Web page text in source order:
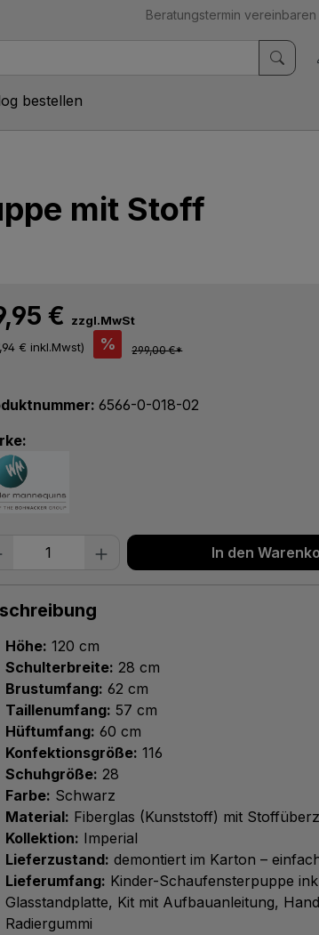
Beratungstermin vereinbaren
bestellen
mit Stoff
€
zzgl.MwSt
€ inkl.Mwst) % 299,00 €*
6566-0-018-02
Anzahl: Gib denIn den
Höhe: 120 cm
Schulterbreite: 28 cm
Brustumfang: 62 cm
Taillenumfang: 57 cm
Hüftumfang: 60 cm
Konfektionsgröße: 116
Schuhgröße: 28
Farbe: Schwarz
Material: Fiberglas (Kunststoff) mit
Kollektion: Imperial
Lieferzustand: demontiert im Karton –
Lieferumfang: Kinder-Schaufensterpuppe
Glasstandplatte, Kit mit Aufbauanleitung,
Radiergummi